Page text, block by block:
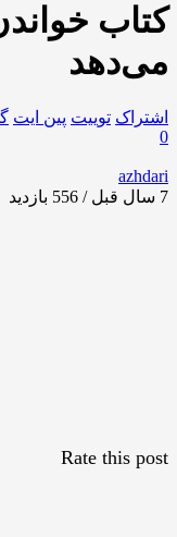
کتاب
می‌دهد
اشتراک توییت پین ایت
0
azhdari
7 سال قبل / 556
بازدید
Rate this post